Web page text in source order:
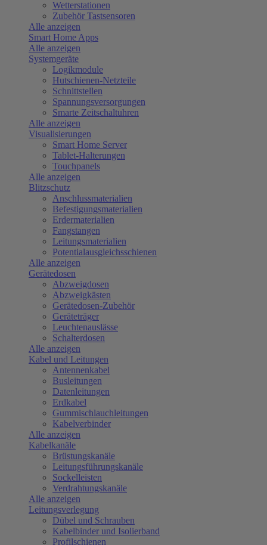
Wetterstationen
Zubehör Tastsensoren
Alle anzeigen
Smart Home Apps
Alle anzeigen
Systemgeräte
Logikmodule
Hutschienen-Netzteile
Schnittstellen
Spannungsversorgungen
Smarte Zeitschaltuhren
Alle anzeigen
Visualisierungen
Smart Home Server
Tablet-Halterungen
Touchpanels
Alle anzeigen
Blitzschutz
Anschlussmaterialien
Befestigungsmaterialien
Erdermaterialien
Fangstangen
Leitungsmaterialien
Potentialausgleichsschienen
Alle anzeigen
Gerätedosen
Abzweigdosen
Abzweigkästen
Gerätedosen-Zubehör
Geräteträger
Leuchtenauslässe
Schalterdosen
Alle anzeigen
Kabel und Leitungen
Antennenkabel
Busleitungen
Datenleitungen
Erdkabel
Gummischlauchleitungen
Kabelverbinder
Alle anzeigen
Kabelkanäle
Brüstungskanäle
Leitungsführungskanäle
Sockelleisten
Verdrahtungskanäle
Alle anzeigen
Leitungsverlegung
Dübel und Schrauben
Kabelbinder und Isolierband
Profilschienen